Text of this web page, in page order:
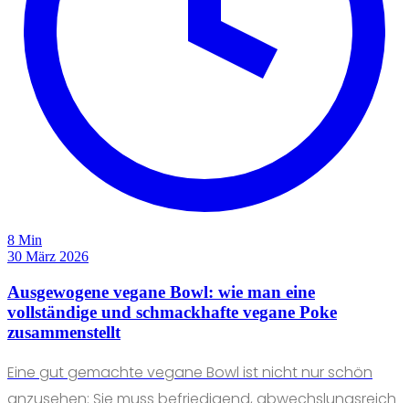
8 Min
30 März 2026
Ausgewogene vegane Bowl: wie man eine
vollständige und schmackhafte vegane Poke
zusammenstellt
Eine gut gemachte vegane Bowl ist nicht nur schön